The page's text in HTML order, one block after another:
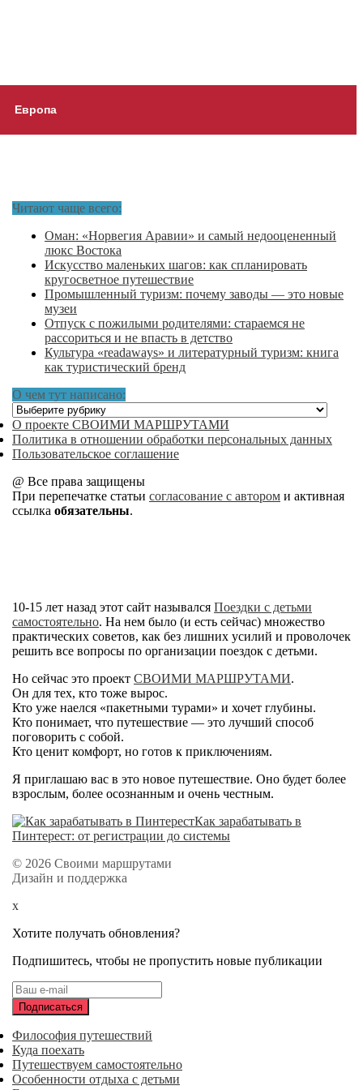
Европа
Читают чаще всего:
Оман: «Норвегия Аравии» и самый недооцененный
люкс Востока
Искусство маленьких шагов: как спланировать
кругосветное путешествие
Промышленный туризм: почему заводы — это новые
музеи
Отпуск с пожилыми родителями: стараемся не
рассориться и не впасть в детство
Культура «readaways» и литературный туризм: книга
как туристический бренд
О чем тут написано:
О
чем
тут
написано:
О проекте СВОИМИ МАРШРУТАМИ
Политика в отношении обработки персональных данных
Пользовательское соглашение
@ Все права защищены
При перепечатке статьисогласование с автором и активная
ссылкаобязательны.
10-15 лет назад этот сайт называлсяПоездки с детьми
самостоятельно. На нем было (и есть сейчас) множество
практических советов, как без лишних усилий и проволочек
решить все вопросы по организации поездок с детьми.
Но сейчас это проектСВОИМИ МАРШРУТАМИ.
Он для тех, кто тоже вырос.
Кто уже наелся «пакетными турами» и хочет глубины.
Кто понимает, что путешествие — это лучший способ
поговорить с собой.
Кто ценит комфорт, но готов к приключениям.
Я приглашаю вас в это новое путешествие. Оно будет более
взрослым, более осознанным и очень честным.
Как зарабатывать в
Пинтерест: от регистрации до системы
© 2026 Своими маршрутами
Дизайн и поддержка
x
Хотите получать обновления?
Подпишитесь, чтобы не пропустить новые публикации
Философия путешествий
Куда поехать
Путешествуем самостоятельно
Особенности отдыха с детьми